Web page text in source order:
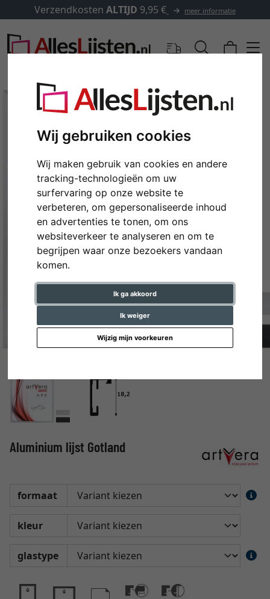
Wij gebruiken cookies
Wij maken gebruik van cookies en andere
tracking-technologieën om uw
surfervaring op onze website te
verbeteren, om gepersonaliseerde inhoud
en advertenties te tonen, om ons
websiteverkeer te analyseren en om te
begrijpen waar onze bezoekers vandaan
komen.
Ik ga akkoord
Ik weiger
Wijzig mijn voorkeuren
Verzendkosten ALTIJD 9,95 € meer informatie
Terug
Aluminium lijst Gotland
formaat
kleur
glastype